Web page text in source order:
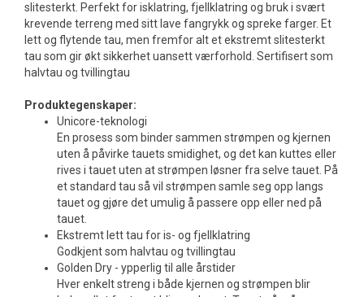
slitesterkt. Perfekt for isklatring, fjellklatring og bruk i svært
krevende terreng med sitt lave fangrykk og spreke farger. Et
lett og flytende tau, men fremfor alt et ekstremt slitesterkt
tau som gir økt sikkerhet uansett værforhold. Sertifisert som
halvtau og tvillingtau
Produktegenskaper:
Unicore-teknologi
En prosess som binder sammen strømpen og kjernen
uten å påvirke tauets smidighet, og det kan kuttes eller
rives i tauet uten at strømpen løsner fra selve tauet. På
et standard tau så vil strømpen samle seg opp langs
tauet og gjøre det umulig å passere opp eller ned på
tauet.
Ekstremt lett tau for is- og fjellklatring
Godkjent som halvtau og tvillingtau
Golden Dry - ypperlig til alle årstider
Hver enkelt streng i både kjernen og strømpen blir